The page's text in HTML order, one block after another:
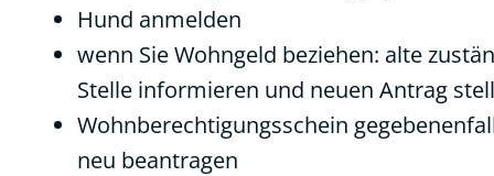
Hund anmelden
wenn Sie Wohngeld beziehen: alte
Stelle informieren und neuen Antrag
Wohnberechtigungsschein
neu beantragen